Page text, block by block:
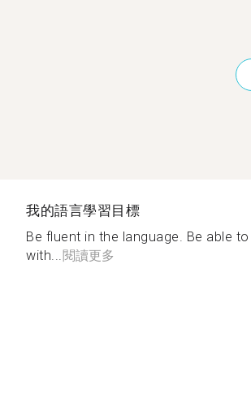
我的語言學習目標
Be fluent in the language. Be able
with... 閱讀更多